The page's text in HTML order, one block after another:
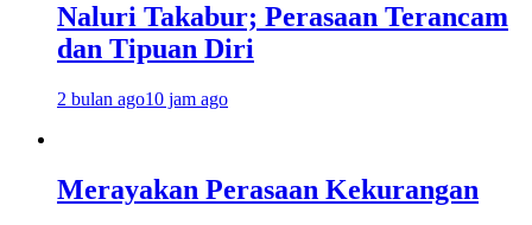
Naluri Takabur; Perasaan Terancam
dan Tipuan Diri
2 bulan ago10 jam ago
Merayakan Perasaan Kekurangan